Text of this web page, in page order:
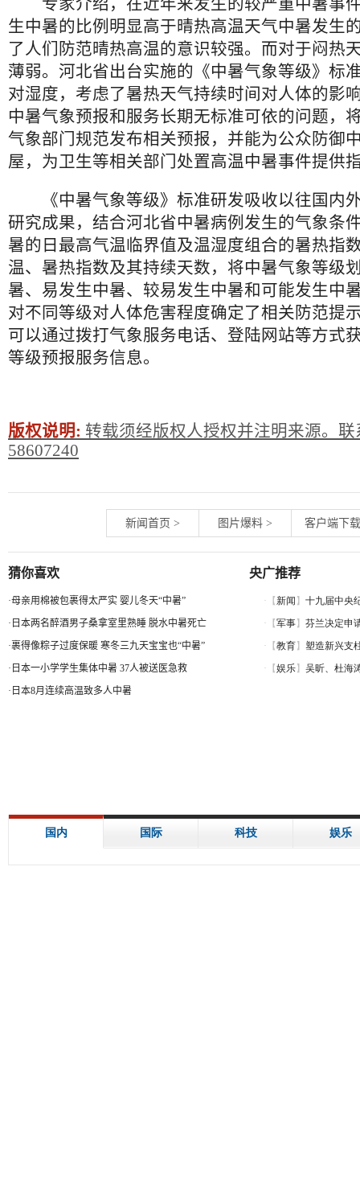
专家介绍，在近年来发生的较严重中暑事
生中暑的比例明显高于晴热高温天气中暑发生
了人们防范晴热高温的意识较强。而对于闷热
薄弱。河北省出台实施的《中暑气象等级》标
对湿度，考虑了暑热天气持续时间对人体的影
中暑气象预报和服务长期无标准可依的问题，
气象部门规范发布相关预报，并能为公众防御
屋，为卫生等相关部门处置高温中暑事件提供
《中暑气象等级》标准研发吸收以往国内
研究成果，结合河北省中暑病例发生的气象条
暑的日最高气温临界值及温湿度组合的暑热指
温、暑热指数及其持续天数，将中暑气象等级
暑、易发生中暑、较易发生中暑和可能发生中
对不同等级对人体危害程度确定了相关防范提
可以通过拨打气象服务电话、登陆网站等方式
等级预报服务信息。
版权说明: 转载须经版权人授权并注明来源。联
58607240
新闻首页 > 图片爆料 > 客户端下载
猜你喜欢
·母亲用棉被包裹得太严实 婴儿冬天“中暑”
· 日本两名醉酒男子桑拿室里熟睡 脱水中暑死亡
·裹得像粽子过度保暖 寒冬三九天宝宝也“中暑”
· 日本一小学学生集体中暑 37人被送医急救
· 日本8月连续高温致多人中暑
央广推荐